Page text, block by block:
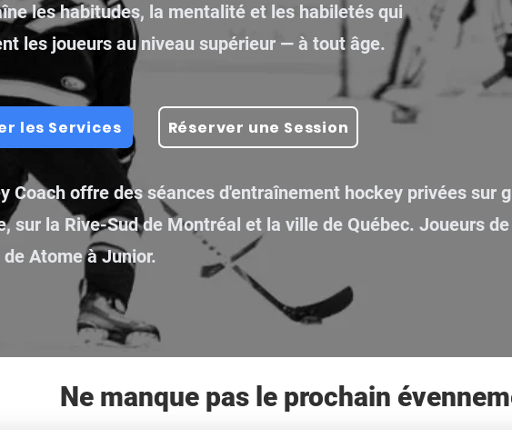
les habitudes, la mentalité et les habiletés qui
les joueurs au niveau supérieur — à tout âge.
les Services Réserver une Session
Coach offre des séances d'entraînement hockey privées sur
sur la Rive-Sud de Montréal et la ville de Québec. Joueurs
de Atome à Junior.
Ne manque pas le prochain